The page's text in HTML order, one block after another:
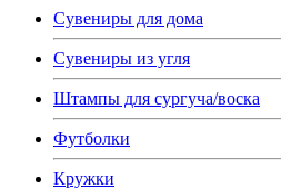
Сувениры для дома
Сувениры из угля
Штампы для сургуча/воска
Футболки
Кружки